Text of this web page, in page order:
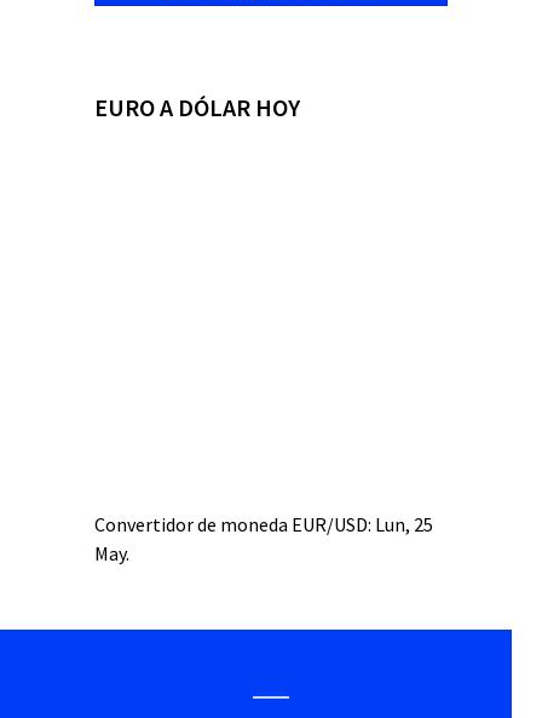
EURO A DÓLAR HOY
Convertidor de moneda EUR/USD: Lun, 25
May.